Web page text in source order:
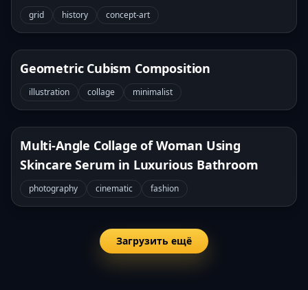
grid history concept-art
Geometric Cubism Composition
illustration collage minimalist
Multi-Angle Collage of Woman Using
Skincare Serum in Luxurious Bathroom
photography cinematic fashion
Загрузить ещё